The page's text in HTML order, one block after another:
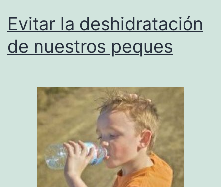
Evitar la deshidratación
de nuestros peques